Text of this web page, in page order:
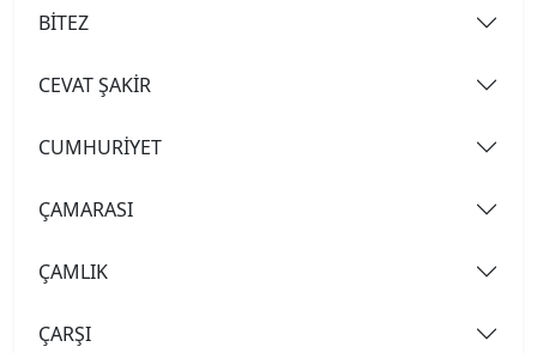
BİTEZ
CEVAT ŞAKİR
CUMHURİYET
ÇAMARASI
ÇAMLIK
ÇARŞI